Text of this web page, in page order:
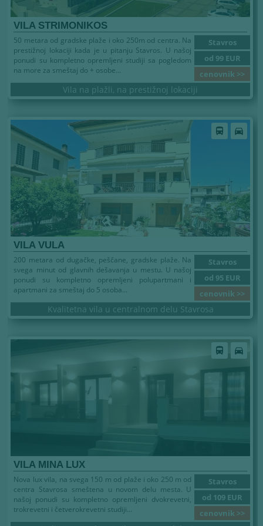
VILA STRIMONIKOS
Stavros
od 99 EUR
cenovnik >>
50 metara od gradske plaže i oko 250m od centra. Na
prestižnoj lokaciji kada je u pitanju Stavros. U našoj
ponudi su kompletno opremljeni studiji sa pogledom
na more za smeštaj do + osobe...
Vila na plažli, na prestižnoj lokaciji
directions_bus directions_car
VILA VULA
Stavros
od 95 EUR
cenovnik >>
200 metara od dugačke, peščane, gradske plaže. Na
svega minut od glavnih dešavanja u mestu. U našoj
ponudi su kompletno opremljeni polupartmani i
apartmani za smeštaj do 5 osoba...
Kvalitetna vila u centralnom delu Stavrosa
directions_bus directions_car
VILA MINA LUX
Stavros
od 109 EUR
cenovnik >>
Nova lux vila, na svega 150 m od plaže i oko 250 m od
centra Stavrosa smeštena u novom delu mesta. U
našoj ponudi su kompletno opremljeni dvokrevetni,
trokrevetni i četverokrevetni studiji...